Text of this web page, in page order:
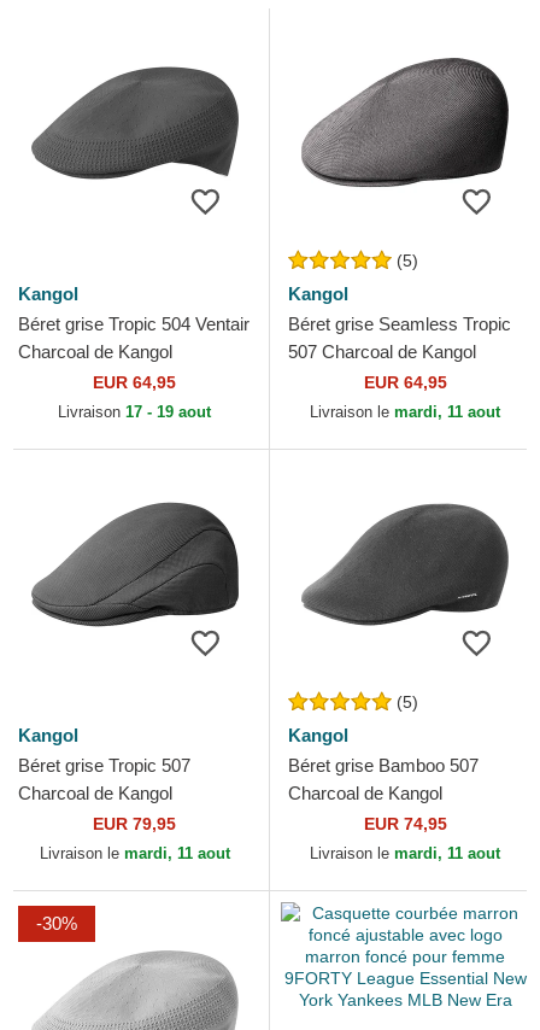
Kangol
Béret grise Tropic 504 Ventair
Charcoal de Kangol
EUR 64,95
Livraison 17 - 19 aout
(5)
Kangol
Béret grise Seamless Tropic
507 Charcoal de Kangol
EUR 64,95
Livraison le mardi, 11 aout
Kangol
Béret grise Tropic 507
Charcoal de Kangol
EUR 79,95
Livraison le mardi, 11 aout
(5)
Kangol
Béret grise Bamboo 507
Charcoal de Kangol
EUR 74,95
Livraison le mardi, 11 aout
-30%